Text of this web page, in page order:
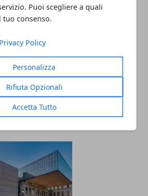
Puoi scegliere a quali
consenso.
Privacy Policy
Personalizza
Rifiuta Opzionali
Accetta Tutto
Istruzione: Un Binomio
Ricco di Potenziale